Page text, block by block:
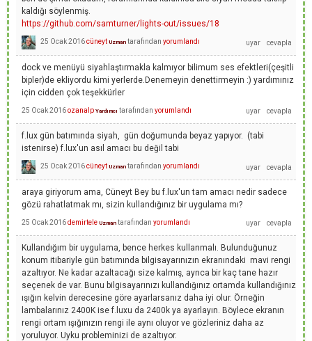
kaldığı söylenmiş.
https://github.com/samturner/lights-out/issues/18
25 Ocak 2016cüneyt Uzman tarafından yorumlandı
dock ve menüyü siyahlaştırmakla kalmıyor bilimum ses efektleri(çeşitli
bipler)de ekliyordu kimi yerlerde.Denemeyin denettirmeyin :) yardımınız
için cidden çok teşekkürler
25 Ocak 2016ozanalp Yardımcı tarafından yorumlandı
f.lux gün batımında siyah, gün doğumunda beyaz yapıyor. (tabi
istenirse) f.lux'un asıl amacı bu değil tabi
25 Ocak 2016cüneyt Uzman tarafından yorumlandı
araya giriyorum ama, Cüneyt Bey bu f.lux'un tam amacı nedir sadece
gözü rahatlatmak mı, sizin kullandığınız bir uygulama mı?
25 Ocak 2016demirtele Uzman tarafından yorumlandı
Kullandığım bir uygulama, bence herkes kullanmalı. Bulunduğunuz
konum itibariyle gün batımında bilgisayarınızın ekranındaki mavi rengi
azaltıyor. Ne kadar azaltacağı size kalmış, ayrıca bir kaç tane hazır
seçenek de var. Bunu bilgisayarınızı kullandığınız ortamda kullandığınız
ışığın kelvin derecesine göre ayarlarsanız daha iyi olur. Örneğin
lambalarınız 2400K ise f.luxu da 2400k ya ayarlayın. Böylece ekranın
rengi ortam ışığınızın rengi ile aynı oluyor ve gözleriniz daha az
yoruluyor. Uyku probleminizi de azaltıyor.